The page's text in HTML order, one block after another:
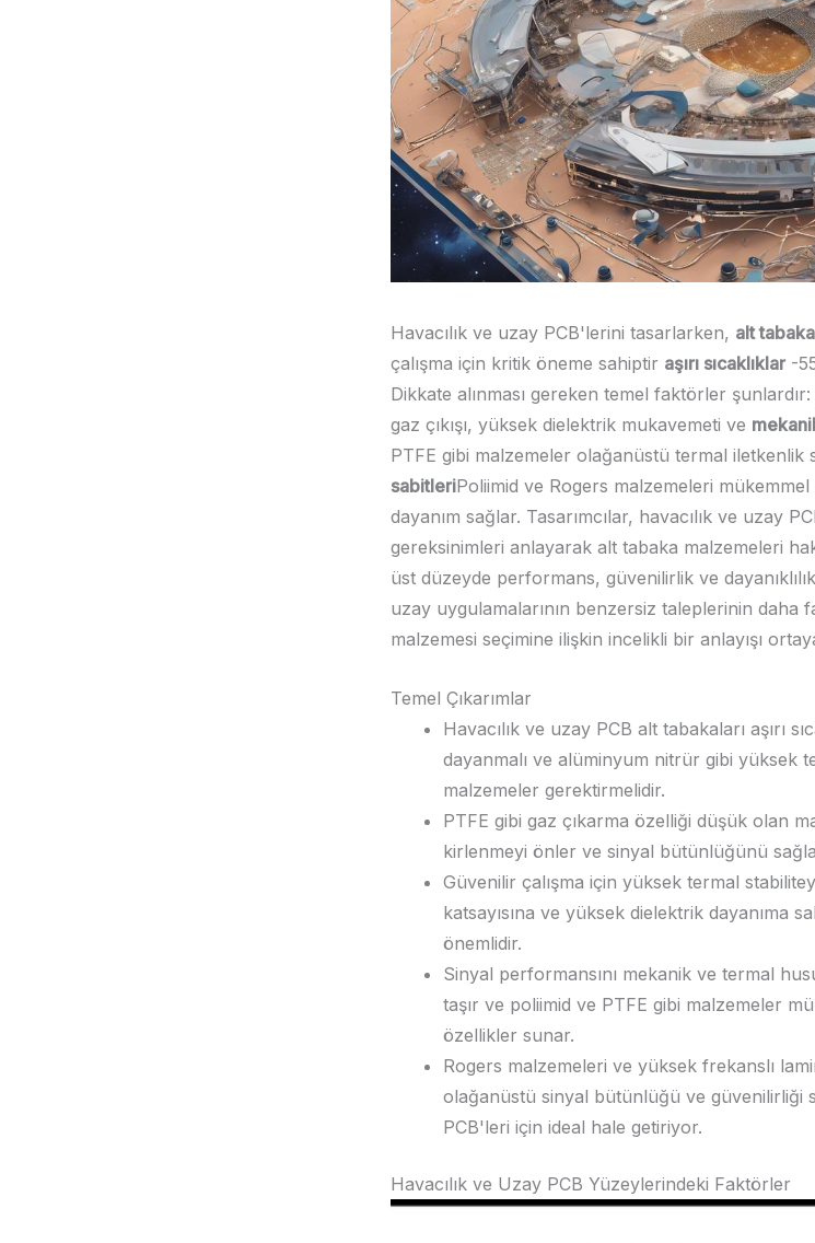
Havacılık ve uzay PCB'lerini tasarlarken, alt
çalışma için kritik öneme sahiptir aşırı sıcaklıklar -
Dikkate alınması gereken temel faktörler şunlardır:
gaz çıkışı, yüksek dielektrik mukavemeti ve
PTFE gibi malzemeler olağanüstü termal iletkenlik
sabitleriPoliimid ve Rogers malzemeleri
dayanım sağlar. Tasarımcılar, havacılık ve uzay
gereksinimleri anlayarak alt tabaka malzemeleri
üst düzeyde performans, güvenilirlik ve
uzay uygulamalarının benzersiz taleplerinin daha
malzemesi seçimine ilişkin incelikli bir anlayışı
Temel Çıkarımlar
Havacılık ve uzay PCB alt tabakaları aşırı
dayanmalı ve alüminyum nitrür gibi yüksek
malzemeler gerektirmelidir.
PTFE gibi gaz çıkarma özelliği düşük olan
kirlenmeyi önler ve sinyal bütünlüğünü
Güvenilir çalışma için yüksek termal
katsayısına ve yüksek dielektrik dayanıma
önemlidir.
Sinyal performansını mekanik ve termal
taşır ve poliimid ve PTFE gibi malzemeler
özellikler sunar.
Rogers malzemeleri ve yüksek frekanslı
olağanüstü sinyal bütünlüğü ve güvenilirliği
PCB'leri için ideal hale getiriyor.
Havacılık ve Uzay PCB Yüzeylerindeki Faktörler